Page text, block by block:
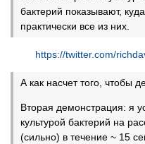
бактерий показывают,
практически все из них.
https://twitter.com/
А как насчет того, чтобы
Вторая демонстрация: я
культурой бактерий на
(сильно) в течение ~ 15